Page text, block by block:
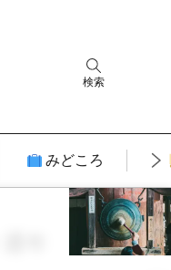
検索
みどころ